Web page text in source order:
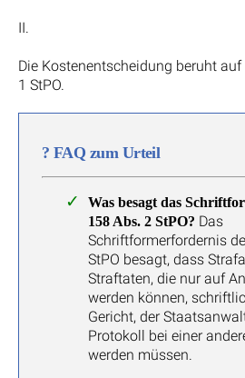
II.
Die Kostenentscheidung beruht
1 StPO.
? FAQ zum Urteil
Was besagt das
158 Abs. 2 StPO? Das
Schriftformerfordernis
StPO besagt, dass
Straftaten, die nur auf
werden können,
Gericht, der
Protokoll bei einer
werden müssen.